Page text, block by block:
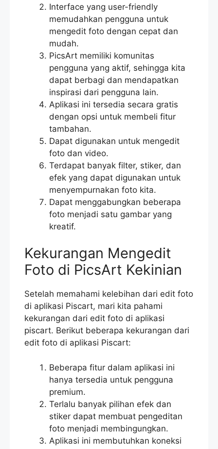
Interface yang user-friendly
memudahkan pengguna untuk
mengedit foto dengan cepat dan
mudah.
PicsArt memiliki komunitas
pengguna yang aktif, sehingga kita
dapat berbagi dan mendapatkan
inspirasi dari pengguna lain.
Aplikasi ini tersedia secara gratis
dengan opsi untuk membeli fitur
tambahan.
Dapat digunakan untuk mengedit
foto dan video.
Terdapat banyak filter, stiker, dan
efek yang dapat digunakan untuk
menyempurnakan foto kita.
Dapat menggabungkan beberapa
foto menjadi satu gambar yang
kreatif.
Kekurangan Mengedit
Foto di PicsArt Kekinian
Setelah memahami kelebihan dari edit foto
di aplikasi Piscart, mari kita pahami
kekurangan dari edit foto di aplikasi
piscart. Berikut beberapa kekurangan dari
edit foto di aplikasi Piscart:
Beberapa fitur dalam aplikasi ini
hanya tersedia untuk pengguna
premium.
Terlalu banyak pilihan efek dan
stiker dapat membuat pengeditan
foto menjadi membingungkan.
Aplikasi ini membutuhkan koneksi